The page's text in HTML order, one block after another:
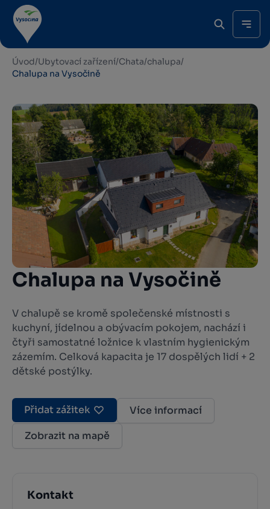
Úvod/Ubytovací zařízení/Chata/chalupa/
Chalupa na Vysočině
Chalupa na Vysočině
V chalupě se kromě společenské místnosti s
kuchyní, jídelnou a obývacím pokojem, nachází i
čtyři samostatné ložnice k vlastním hygienickým
zázemím. Celková kapacita je 17 dospělých lidí + 2
dětské postýlky.
Přidat zážitek
Více informací
Zobrazit na mapě
Kontakt